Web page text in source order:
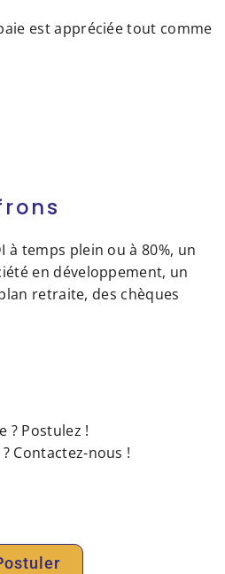
est appréciée tout comme
à temps plein ou à 80%, un
en développement, un
retraite, des chèques
? Postulez !
Contactez-nous !